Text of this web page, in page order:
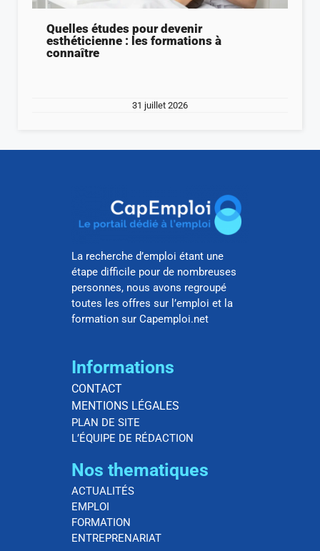
Quelles études pour devenir
esthéticienne : les formations à
connaître
31 juillet 2026
La recherche d’emploi étant une
étape difficile pour de nombreuses
personnes, nous avons regroupé
toutes les offres sur l’emploi et la
formation sur Capemploi.net
Informations
CONTACT
MENTIONS LÉGALES
PLAN DE SITE
L’ÉQUIPE DE RÉDACTION
Nos thematiques
ACTUALITÉS
EMPLOI
FORMATION
ENTREPRENARIAT